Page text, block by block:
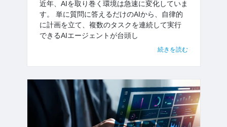
近年、AIを取り巻く環境は急速に変化していま
す。 単に質問に答えるだけのAIから、自律的
に計画を立て、複数のタスクを連続して実行
できるAIエージェントが台頭し
続きを読む